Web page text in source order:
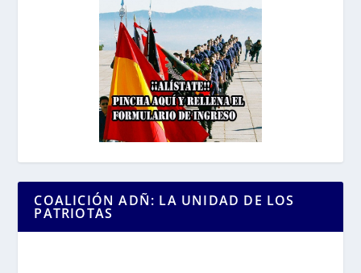
COALICIÓN ADÑ: LA UNIDAD DE LOS
PATRIOTAS